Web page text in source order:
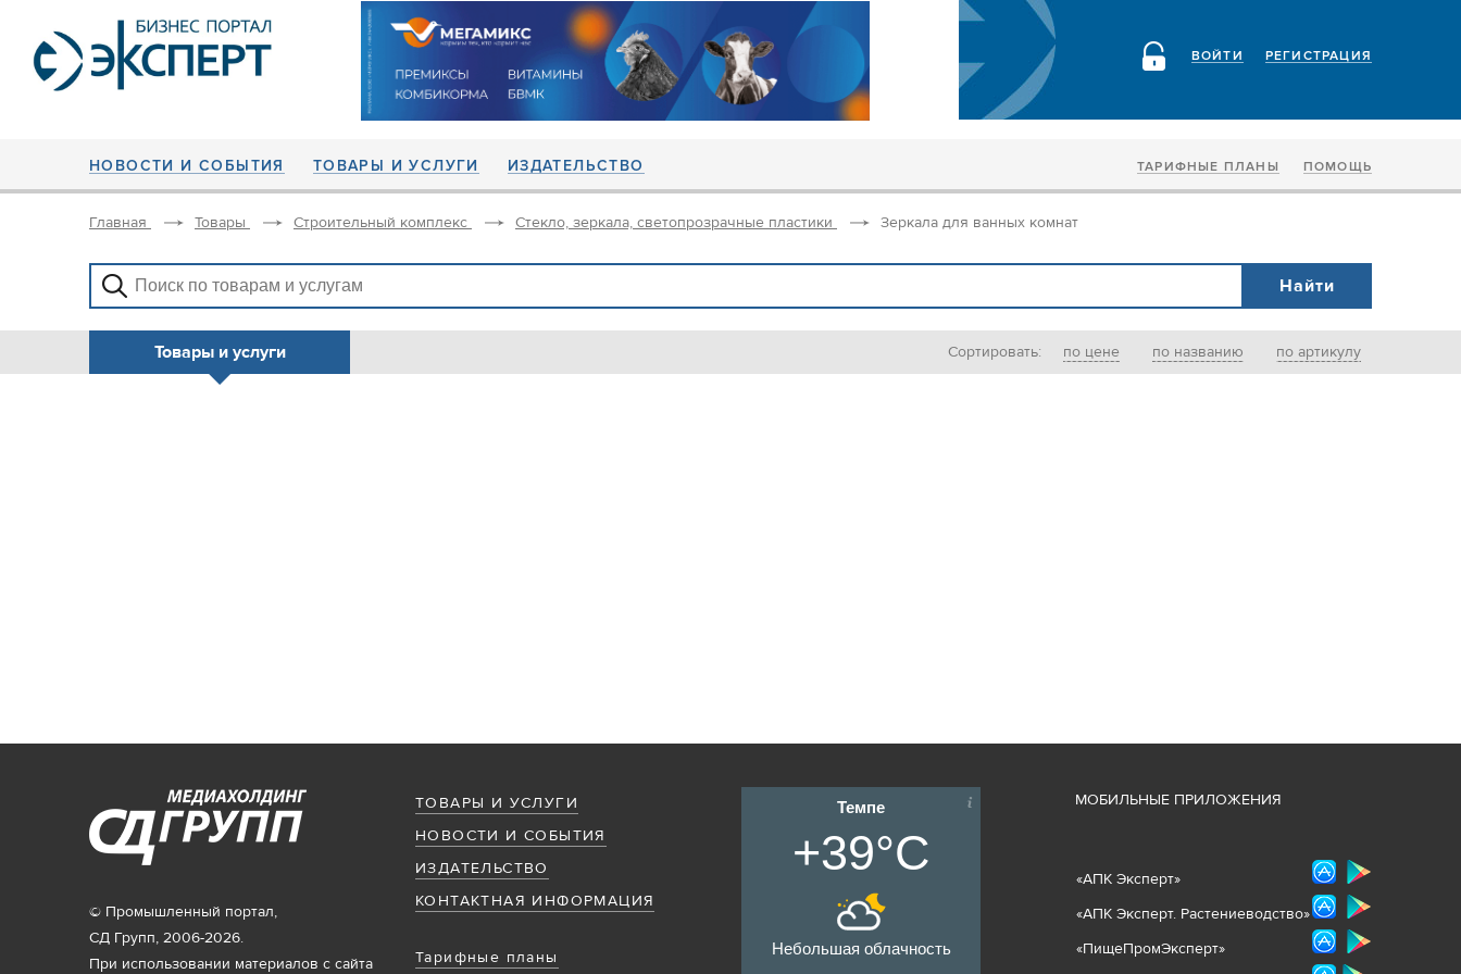
РЕГИСТРАЦИЯ
ВОЙТИ
НОВОСТИ И СОБЫТИЯ ТОВАРЫ И УСЛУГИ ИЗДАТЕЛЬСТВО ТАРИФНЫЕ ПЛАНЫ ПОМОЩЬ
Главная Товары Строительный комплекс Стекло, зеркала, светопрозрачные пластики Зеркала для ванных комнат
Товары и услуги Сортировать: по цене по названию по артикулу
ТОВАРЫ И УСЛУГИ
НОВОСТИ И СОБЫТИЯ
ИЗДАТЕЛЬСТВО
КОНТАКТНАЯ ИНФОРМАЦИЯ
Тарифные планы
© Промышленный портал,
СД Групп, 2006-2026.
При использовании материалов с сайта
Темпе
+39°C
Небольшая облачность
МОБИЛЬНЫЕ ПРИЛОЖЕНИЯ
«АПК Эксперт»
«АПК Эксперт. Растениеводство»
«ПищеПромЭксперт»